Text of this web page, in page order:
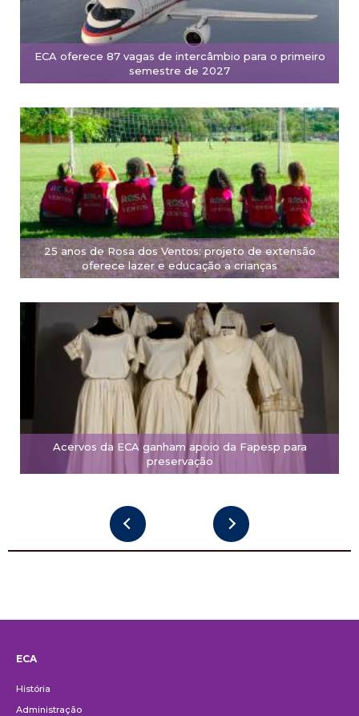
ECA oferece 87 vagas de intercâmbio para o primeiro
semestre de 2027
25 anos de Rosa dos Ventos: projeto de extensão
oferece lazer e educação a crianças
Acervos da ECA ganham apoio da Fapesp para
preservação
ECA
História
Administração